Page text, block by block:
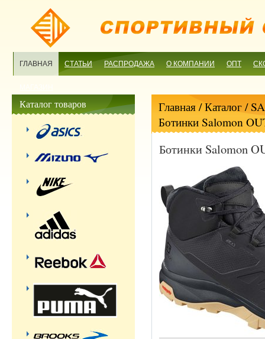
ГЛАВНАЯ СТАТЬИ РАСПРОДАЖА О КОМПАНИИ ОПТ
Главная/ Каталог /
Ботинки Salomon
Ботинки Salomon
Каталог товаров